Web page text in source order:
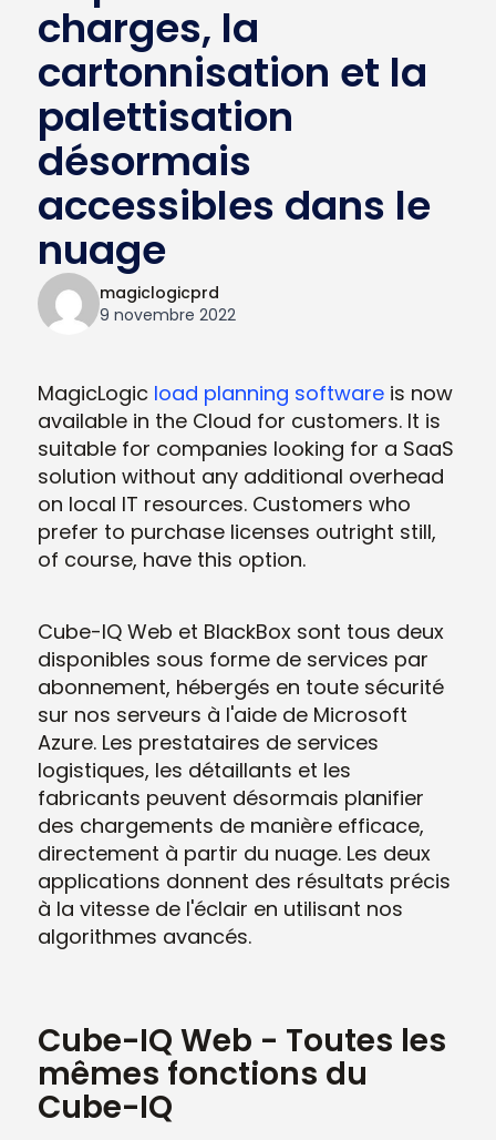
charges, la
cartonnisation et la
palettisation
désormais
accessibles dans le
nuage
magiclogicprd
9 novembre 2022
MagicLogic load planning softwareis now
available in the Cloud for customers. It is
suitable for companies looking for a SaaS
solution without any additional overhead
on local IT resources. Customers who
prefer to purchase licenses outright still,
of course, have this option.
Cube-IQ Web et BlackBox sont tous deux
disponibles sous forme de services par
abonnement, hébergés en toute sécurité
sur nos serveurs à l'aide de Microsoft
Azure. Les prestataires de services
logistiques, les détaillants et les
fabricants peuvent désormais planifier
des chargements de manière efficace,
directement à partir du nuage. Les deux
applications donnent des résultats précis
à la vitesse de l'éclair en utilisant nos
algorithmes avancés.
Cube-IQ Web - Toutes les
mêmes fonctions du
Cube-IQ